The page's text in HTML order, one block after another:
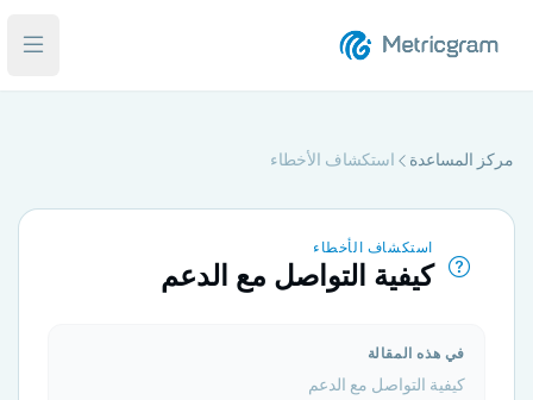
فتح
مركز المساعدة استكشاف الأخطاء
استكشاف الأخطاء
كيفية التواصل مع الدعم
في هذه المقالة
كيفية التواصل مع الدعم